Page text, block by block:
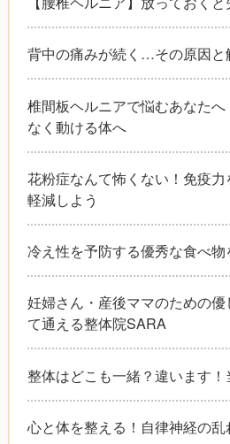
背中の痛みが続く…その原因と
椎間板ヘルニアで悩むあなた
なく動ける体へ
花粉症なんて怖くない！免疫
軽減しよう
冷え性を予防する優秀な食べ物
妊婦さん・産後ママのための
て通える整体院SARA
整体はどこも一緒？違います
心と体を整える！自律神経の